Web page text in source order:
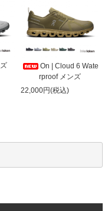
On | Cloud 6 Wate
rproof メンズ
22,000円(税込)